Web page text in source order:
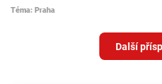
Téma: Praha
Další